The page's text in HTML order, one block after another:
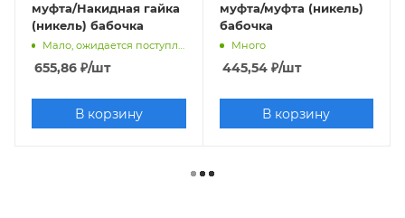
муфта/Накидная гайка
(никель) бабочка
Мало, ожидается поступление
655,86 ₽/шт
В корзину
муфта/муфта (никель)
бабочка
Много
445,54₽/шт
В корзину